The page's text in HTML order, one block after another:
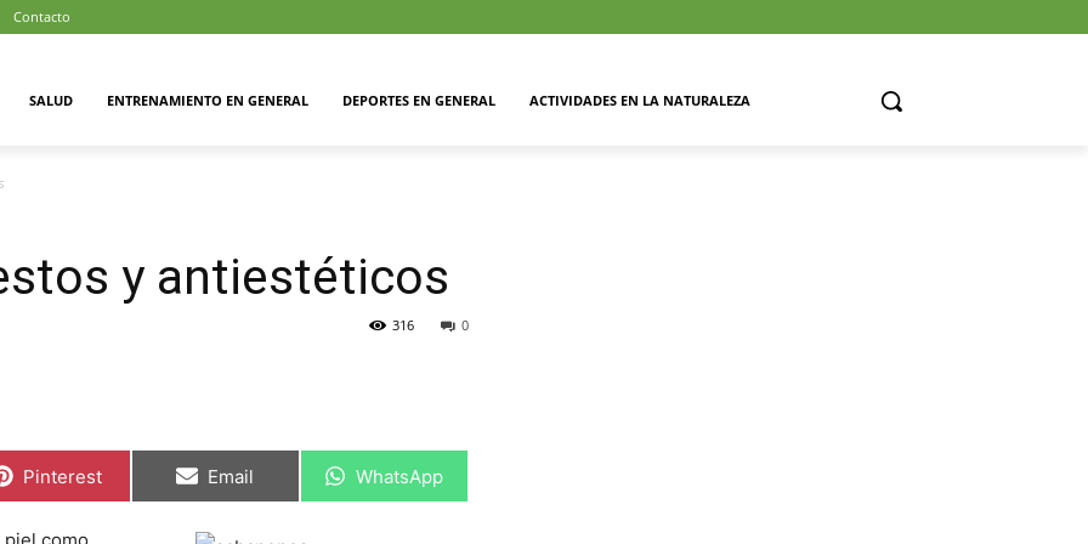
Contacto
SALUD ENTRENAMIENTO EN GENERAL DEPORTES EN GENERAL ACTIVIDADES EN LA NATURALEZA
y antiestéticos
0
316
Compartir
Pinterest Compartir
Email Compartir
WhatsApp